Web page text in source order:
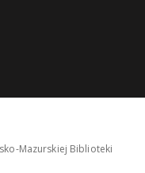
Mazurskiej Biblioteki